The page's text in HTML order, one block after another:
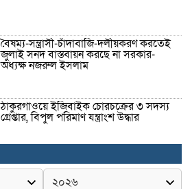
বৈষম্য-সন্ত্রাসী-চাঁদাবাজি-দলীয়করণ করতেই
জুলাই সনদ বাস্তবায়ন করছে না সরকার-
অধ্যক্ষ নজরুল ইসলাম
ঠাকুরগাঁওয়ে ইজিবাইক চোরচক্রের ৩ সদস্য
গ্রেপ্তার, বিপুল পরিমাণ যন্ত্রাংশ উদ্ধার ‎
মুন্সীগঞ্জের টংগীবাড়ীতে ৭ ফুট ৬ ইঞ্চি উচ্চতার
গাঁজা গাছের পরিচর্যাকারী গ্রেপ্তার।